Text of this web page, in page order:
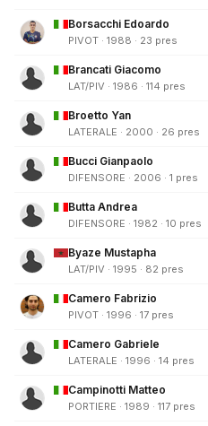
Borsacchi Edoardo
PIVOT · 1988 · 23 pres
Brancati Giacomo
LAT/PIV · 1986 · 114 pres
Broetto Yan
LATERALE · 2000 · 26 pres
Bucci Gianpaolo
DIFENSORE · 2006 · 1 pres
Butta Andrea
DIFENSORE · 1982 · 10 pres
Byaze Mustapha
LAT/PIV · 1995 · 82 pres
Camero Fabrizio
PIVOT · 1996 · 17 pres
Camero Gabriele
LATERALE · 1996 · 14 pres
Campinotti Matteo
PORTIERE · 1989 · 117 pres